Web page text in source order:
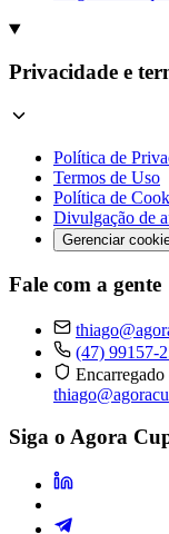
Privacidade e
Política de
Termos de Uso
Política de
Divulgação de
Gerenciar
Fale com a gente
(47) 99157-
Siga o Agora